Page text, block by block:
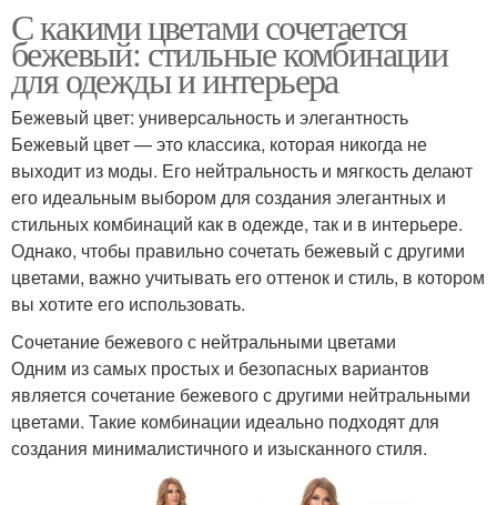
С какими цветами сочетается
бежевый: стильные комбинации
для одежды и интерьера
Бежевый цвет: универсальность и элегантность
Бежевый цвет — это классика, которая никогда не
выходит из моды. Его нейтральность и мягкость делают
его идеальным выбором для создания элегантных и
стильных комбинаций как в одежде, так и в интерьере.
Однако, чтобы правильно сочетать бежевый с другими
цветами, важно учитывать его оттенок и стиль, в котором
вы хотите его использовать.
Сочетание бежевого с нейтральными цветами
Одним из самых простых и безопасных вариантов
является сочетание бежевого с другими нейтральными
цветами. Такие комбинации идеально подходят для
создания минималистичного и изысканного стиля.